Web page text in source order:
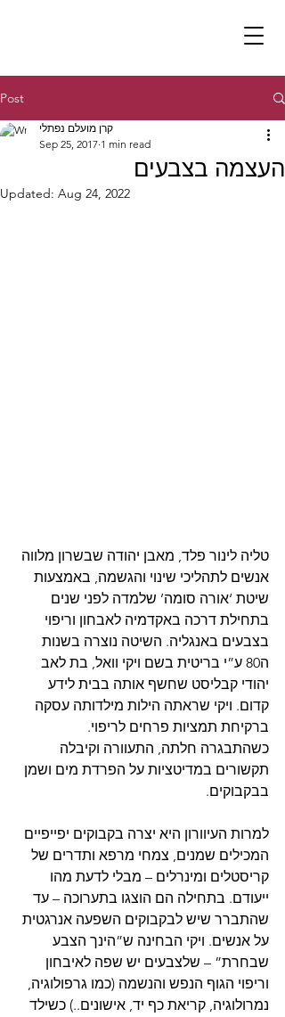
Post
העצמה בצבעים
קרן מועלם נפתלי
Sep 25, 2017 1 min read
Updated: Aug 24, 2022
טליה לינור פלד, מאבן יהודה שבשרון מלווה
אנשים לתהליכי שינוי והגשמה, באמצעות
שיטת ‘אורה סומה’ שלמדה לפני שנים
בתחילת דרכה באקדמיה לאבחון וריפוי
בצבעים באנגליה. השיטה נוצרה בשנות
ה80 ע”י בריטית בשם ויקי וואל, בת לאב
יהודי קבליסט שחשף אותה בבית לידע
קדום. ויקי שראתה הילות מילדותה עסקה
ברקיחת תמציות פרחים לריפוי.
כשהתבגרה חלתה, התעוורה וקיבלה
תקשורים במדיטציות על הפרדת מים ושמן
בבקבוקים.
למרות העיוורון היא יצרה בקבוקים יפייפיים
המכילים שמנים, צמחי מרפא ותדרים של
קריסטלים ומינרלים – מבלי לדעת מהו
ייעודם. בתחילה הם הוצגו בתערוכה – עד
שהתברר שיש לבקבוקים השפעה אנרגטית
על אנשים. ויקי הבחינה ש”הינך הצבע
שבחרת” – שלצבעים יש שפה לאיבחון
וריפוי הגוף הנפש והנשמה (כמו גרפולוגיה,
נמרולוגיה, קריאת כף יד, אישונים..) כשילד